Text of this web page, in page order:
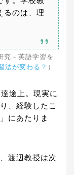
るのは、理
究－英語学習を
法が変わる？ ）
途上。現実に
、経験したこ
にあたりま
渡辺教授は次